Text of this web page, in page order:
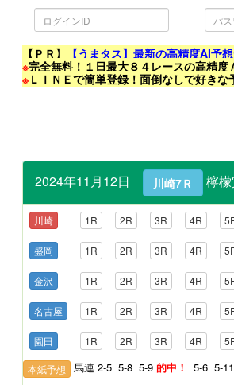
ロ
グ
イ
ID
パ
ス
ワ
ド
【ＰＲ】
【うまタス】最新の高精度AI予
※完全無料！１日最大８４レースの高精度
※ ＬＩＮＥで簡単登録！面倒なしで好きな
2024年11月12日 川崎7Ｒ 檸
川崎 1R 2R 3R 4R
盛岡 1R 2R 3R 4R
金沢 1R 2R 3R 4R
名古屋 1R 2R 3R 4R
園田 1R 2R 3R 4R
本紙予想 馬連 2-5 5-8 5-9 的中！ 5-6 5-